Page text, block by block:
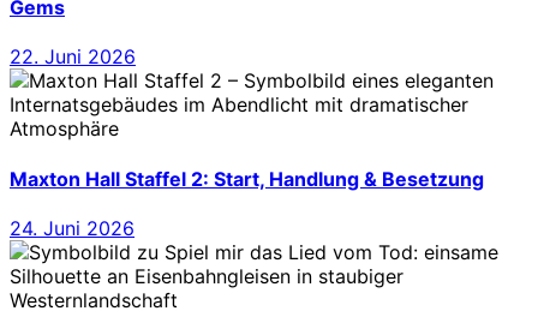
Gems
22. Juni 2026
Maxton Hall Staffel 2: Start, Handlung & Besetzung
24. Juni 2026